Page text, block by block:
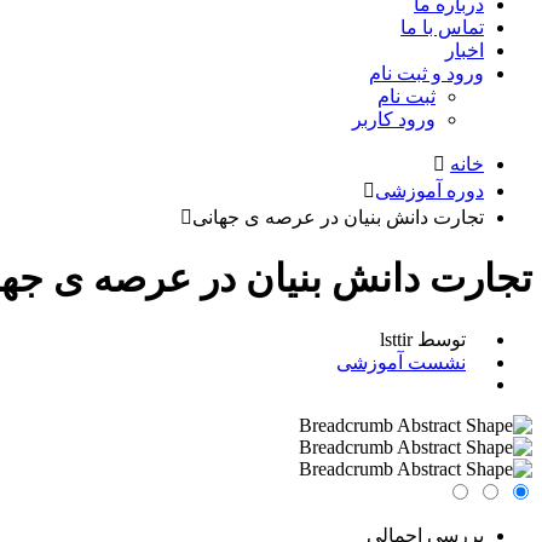
تماس با ما
اخبار
ورود و ثبت نام
ثبت نام
ورود کاربر
خانه
دوره آموزشی
تجارت دانش بنیان در عرصه ی جهانی
تجارت دانش بنیان در عرصه ی
توسط lsttir
نشست آموزشی
بررسی اجمالی